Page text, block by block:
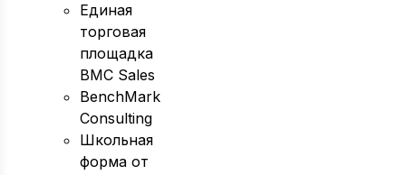
Единая
торговая
площадка
BMC Sales
BenchMark
Consulting
Школьная
форма от